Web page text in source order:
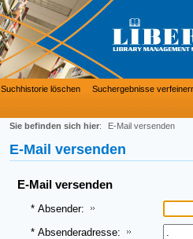
Suchhistorie löschen Suchergebnisse
Sie befinden sich hier: E-Mail versenden
E-Mail versenden
E-Mail versenden
* Absender:
* Absenderadresse: